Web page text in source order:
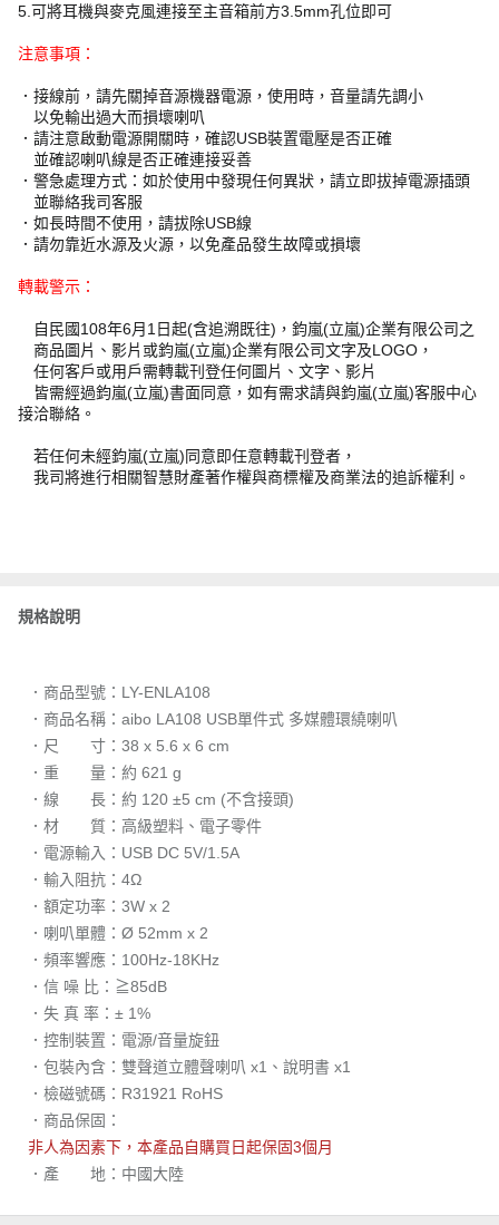
5.可將耳機與麥克風連接至主音箱前方3.5mm孔位即可
注意事項：
．接線前，請先關掉音源機器電源，使用時，音量請先調小
以免輸出過大而損壞喇叭
．請注意啟動電源開關時，確認USB裝置電壓是否正確
並確認喇叭線是否正確連接妥善
．警急處理方式：如於使用中發現任何異狀，請立即拔掉電源插頭
並聯絡我司客服
．如長時間不使用，請拔除USB線
．請勿靠近水源及火源，以免產品發生故障或損壞
轉載警示：
自民國108年6月1日起(含追溯既往)，鈞嵐(立嵐)企業有限公司之
商品圖片、影片或鈞嵐(立嵐)企業有限公司文字及LOGO，
任何客戶或用戶需轉載刊登任何圖片、文字、影片
皆需經過鈞嵐(立嵐)書面同意，如有需求請與鈞嵐(立嵐)客服中心
接洽聯絡。
若任何未經鈞嵐(立嵐)同意即任意轉載刊登者，
我司將進行相關智慧財產著作權與商標權及商業法的追訴權利。
規格說明
．商品型號：LY-ENLA108
．商品名稱：aibo LA108 USB單件式 多媒體環繞喇叭
．尺 寸：38 x 5.6 x 6 cm
．重 量：約 621 g
．線 長：約 120 ±5 cm (不含接頭)
．材 質：高級塑料、電子零件
．電源輸入：USB DC 5V/1.5A
．輸入阻抗：4Ω
．額定功率：3W x 2
．喇叭單體：Ø 52mm x 2
．頻率響應：100Hz-18KHz
．信 噪 比：≧85dB
．失 真 率：± 1%
．控制裝置：電源/音量旋鈕
．包裝內含：雙聲道立體聲喇叭 x1、說明書 x1
．檢磁號碼：R31921 RoHS
．商品保固：
非人為因素下，本產品自購買日起保固3個月
．產 地：中國大陸